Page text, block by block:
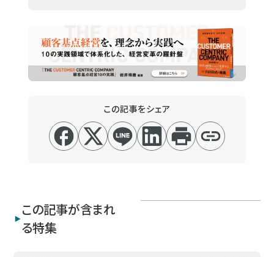
この記事をシェア
この記事が含まれ
る特集